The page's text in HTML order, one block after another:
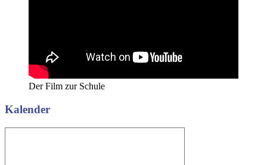
Der Film zur Schule
Kalender